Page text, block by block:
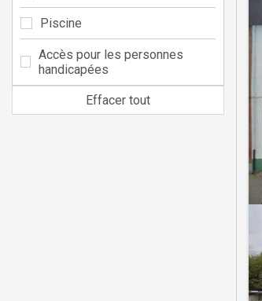
Piscine
Accès pour les personnes
handicapées
Effacer tout